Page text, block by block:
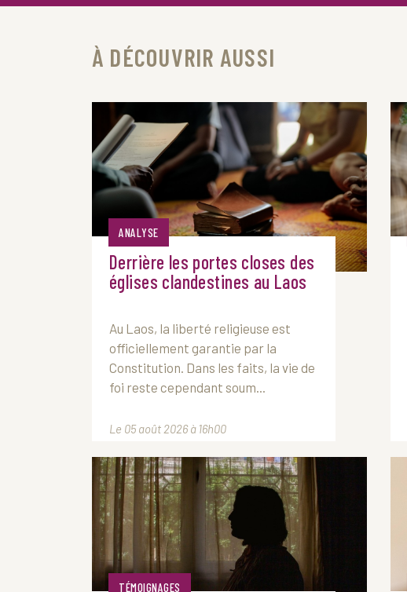
À DÉCOUVRIR AUSSI
ANALYSE
Derrière les portes closes des
églises clandestines au Laos
Au Laos, la liberté religieuse est
officiellement garantie par la
Constitution. Dans les faits, la vie de
foi reste cependant soum...
Le 05 août 2026 à 16h00
TÉMOIGNAGES